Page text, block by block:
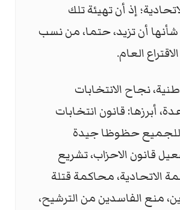
إذ أن تهيئة تلك
أن تزيد، حتما، من نسب
العام.
نجاح الانتخابات
أبرزها: قانون انتخابات
حظوظا جيدة
قانون الاحزاب، تشريع
الاتحادية، محاكمة قتلة
منع الفاسدين من الترشيح،